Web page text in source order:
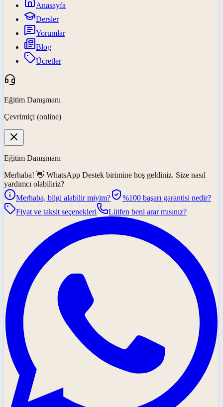
Anasayfa
Dersler
Yorumlar
Blog
Ücretler
Eğitim Danışmanı
Çevrimiçi (online)
Eğitim Danışmanı
Merhaba! 👋 WhatsApp Destek birimine hoş geldiniz. Size nasıl
yardımcı olabiliriz?
Merhaba, bilgi alabilir miyim?
%100 başarı garantisi nedir?
Fiyat ve taksit seçenekleri
Lütfen beni arar mısınız?